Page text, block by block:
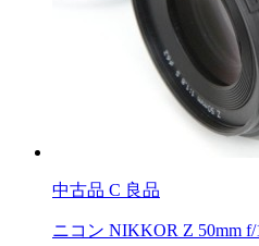
中古品 C 良品
ニコン NIKKOR Z 50mm f/